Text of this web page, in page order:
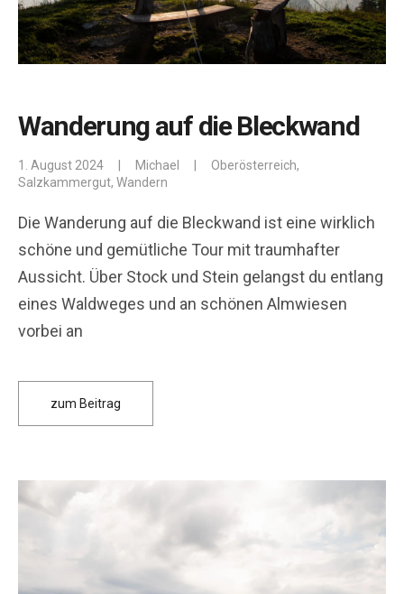
Wanderung auf die Bleckwand
1. August 2024 Michael Oberösterreich,
Salzkammergut, Wandern
Die Wanderung auf die Bleckwand ist eine wirklich
schöne und gemütliche Tour mit traumhafter
Aussicht. Über Stock und Stein gelangst du entlang
eines Waldweges und an schönen Almwiesen
vorbei an
zum Beitrag